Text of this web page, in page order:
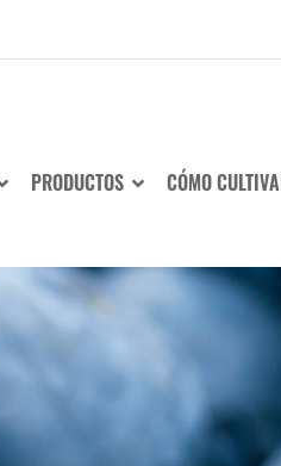
PRODUCTOS CÓMO